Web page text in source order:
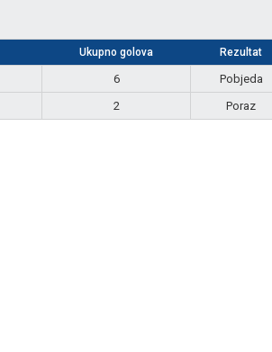
Ukupno golova Rezultat
6
Pobjeda
2 Poraz